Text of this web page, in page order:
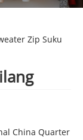
Zip Suku
China Quarter